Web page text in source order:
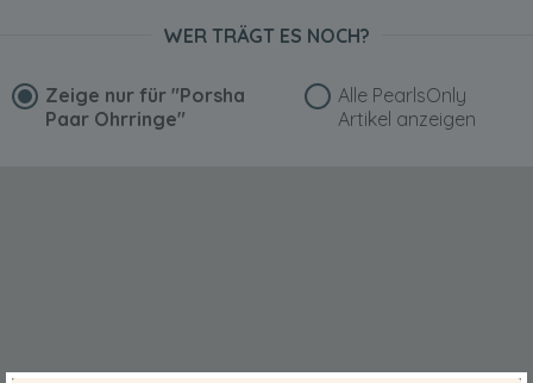
WER TRÄGT ES NOCH?
Zeige nur für "Porsha
Paar Ohrringe"
Alle PearlsOnly
Artikel anzeigen